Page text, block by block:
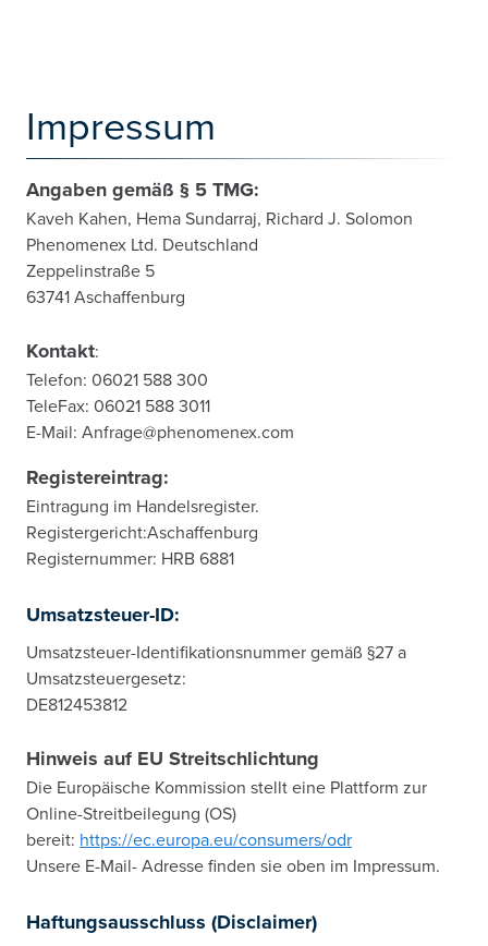
Impressum
Angaben gemäß § 5 TMG:
Kaveh Kahen, Hema Sundarraj, Richard J. Solomon
Phenomenex Ltd. Deutschland
Zeppelinstraße 5
63741 Aschaffenburg
Kontakt:
Telefon: 06021 588 300
TeleFax: 06021 588 3011
E-Mail: Anfrage@phenomenex.com
Registereintrag:
Eintragung im Handelsregister.
Registergericht:Aschaffenburg
Registernummer: HRB 6881
Umsatzsteuer-ID:
Umsatzsteuer-Identifikationsnummer gemäß §27 a
Umsatzsteuergesetz:
DE812453812
Hinweis auf EU Streitschlichtung
Die Europäische Kommission stellt eine Plattform zur
Online-Streitbeilegung (OS)
bereit: https://ec.europa.eu/consumers/odr
Unsere E-Mail- Adresse finden sie oben im Impressum.
Haftungsausschluss (Disclaimer)